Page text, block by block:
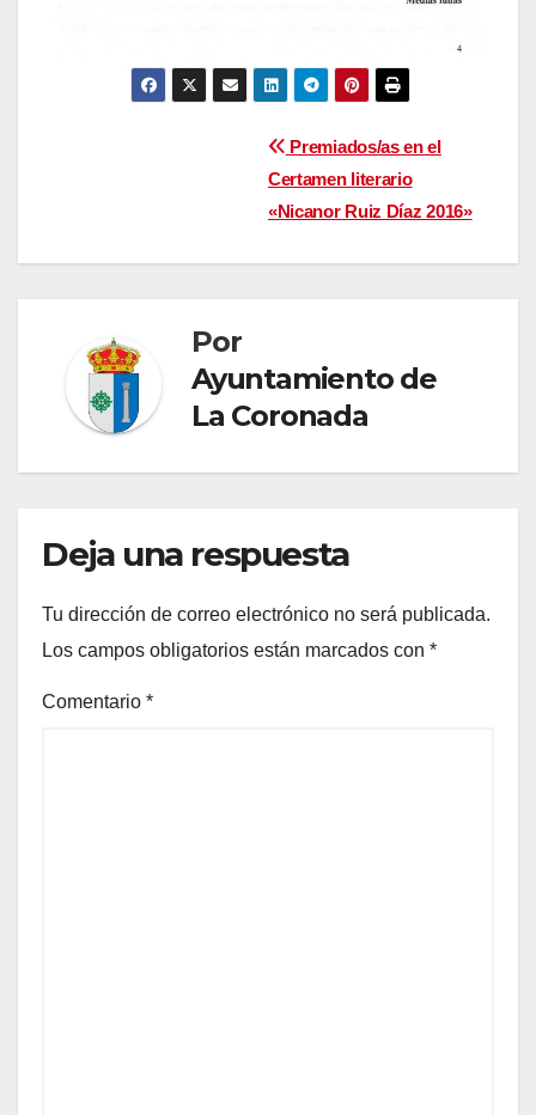
entradas
Premiados/as en el
Certamen literario
«Nicanor Ruiz Díaz 2016»
Por
Ayuntamiento de
La Coronada
Deja una respuesta
Tu dirección de correo electrónico no será publicada.
Los campos obligatorios están marcados con *
Comentario *